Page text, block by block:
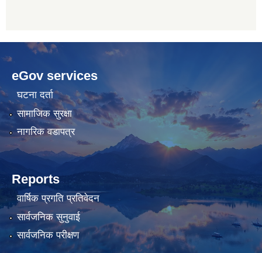
betwild
cratosroyalbet
bahis
siteleri
hdasianporns.net
lunadark.org
bahis
siteleri
eGov services
घटना दर्ता
सामाजिक सुरक्षा
नागरिक वडापत्र
Reports
वार्षिक प्रगति प्रतिवेदन
सार्वजनिक सुनुवाई
सार्वजनिक परीक्षण